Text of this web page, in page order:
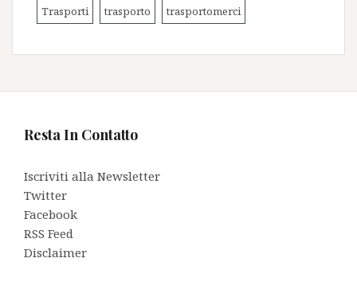
Trasporti trasporto trasportomerci
Resta In Contatto
Iscriviti alla Newsletter
Twitter
Facebook
RSS Feed
Disclaimer